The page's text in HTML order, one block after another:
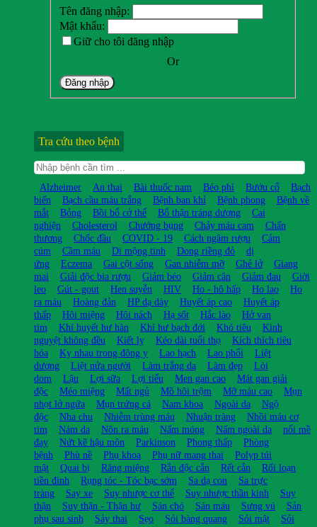
Tên đăng nhập:
Mật khẩu:
Giữ cho tôi đăng nhập
Or
Đăng nhập
Tra cứu theo bệnh
Alzheimer An thai Bài thuốc nam Béo phì Bướu cổ
Bạch
biến
Bạch cầu máu trắng Bệnh ban khỉ Bệnh phong
Bệnh về
mắt
Bỏng Bồi bổ cở thể Bổ thận tráng dương
Cai
nghiện
Cholesterol Chướng bụng Chảy máu cam
Chấn
thương
Chốc đầu COVID - 19 Cách ngâm rượu
Cảm
cúm
Cầm máu Di mộng tinh Dong riềng đỏ
dị
ứng
Eczema Gai cột sống Gan nhiễm mỡ Ghẻ lở
Giang
mai
Giải độc bia rượu Giảm béo Giảm cân Giảm đau
Giời
leo
Gút - gout Hen suyễn HIV Ho - hô hấp Ho lao
Ho
ra máu
Hoàng đản HP dạ dày Huyết áp cao
Huyết áp
thấp
Hôi miệng Hôi nách Hạ sốt Hắc lào
Hở van
tim
Khí huyết hư hàn Khí hư bạch đới Khó tiêu
Kinh
nguyệt không đều
Kiết lỵ Kéo dài tuổi thọ
Kích thích tiêu
hóa
Kỵ nhau trong đông y Lao hạch Lao phổi
Liệt
dương
Liệt nửa người Làm trắng da Làm đẹp
Lòi
dom
Lậu Lợi sữa Lợi tiểu Men gan cao
Mát gan giải
độc
Méo miệng Mất ngủ Mồ hôi trộm Mỡ máu cao
Mụn
nhọt lở ngứa
Mụn trứng cá Nam khoa Ngoài da
Ngộ
độc
Nha chu Nhiễm trùng máu Nhuận tràng
Nhồi máu cơ
tim
Nám da Nôn ra máu Nấm móng Nấm ngoài da
nổi mề
đay
Nứt kẽ hậu môn Parkinson Phong thấp
Phòng
bệnh
Phù nề Phụ khoa Phụ nữ mang thai
Polyp túi
mật
Quai bị Răng miệng Rắn độc cắn Rết cắn
Rối loạn
tiền đình
Rụng tóc - Tóc bạc sớm Sa dạ con
Sa trực
tràng
Say xe Suy nhược cơ thể Suy nhược thần kinh
Suy
thận
Suy thận - Thận hư Sán chó Sán máu Sưng vú
Sản
phụ sau sinh
Sảy thai Sẹo Sỏi bàng quang Sỏi mật
Sỏi